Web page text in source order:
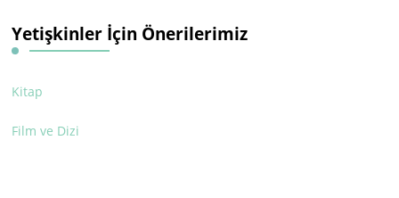
Yetişkinler İçin Önerilerimiz
Kitap
Film ve Dizi